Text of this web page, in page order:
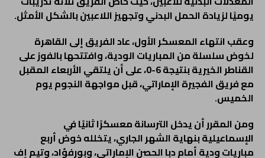
يوميًا لزيادة الحمل البدني وتجهيز اللاعبين بالشكل الأمثل.
وعقب انتهاء المعسكر الأول، عاد الفريق إلى القاهرة
لخوض سلسلة من المباريات الودية، وافتتحها بالفوز على
القناطر الخيرية بنتيجة 6-0، على أن يلتقي الأربعاء المقبل
مع فريق الفجيرة الإماراتي، قبل مواجهة النجوم يوم
الخميس.
ومن المقرر أن يدخل الترسانة معسكرًا ثانيًا في
الإسماعيلية بنهاية الشهر الجاري، يتخلله خوض أربع
مباريات ودية أمام دبا الحصن الإماراتي، وبورفؤاد، وتيم إف